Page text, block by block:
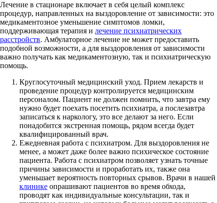
Лечение в стационаре включает в себя целый комплекс
процедур, направленных на выздоровление от зависимости: это
медикаментозное уменьшение симптомов ломки,
поддерживающая терапия и лечение психиатрических
расстройств. Амбулаторное лечение не может предоставить
подобной возможности, а для выздоровления от зависимости
важно получать как медикаментозную, так и психиатрическую
помощь.
Круглосуточный медицинский уход. Прием лекарств и
проведение процедур контролируется медицинским
персоналом. Пациент не должен помнить, что завтра ему
нужно будет поехать посетить психиатра, а послезавтра
записаться к наркологу, это все делают за него. Если
понадобится экстренная помощь, рядом всегда будет
квалифицированный врач.
Ежедневная работа с психиатром. Для выздоровления не
менее, а может даже более важно психическое состояние
пациента. Работа с психиатром позволяет узнать точные
причины зависимости и проработать их, также она
уменьшает вероятность повторных срывов. Врачи в нашей
клинике опрашивают пациентов во время обхода,
проводят как индивидуальные консультации, так и